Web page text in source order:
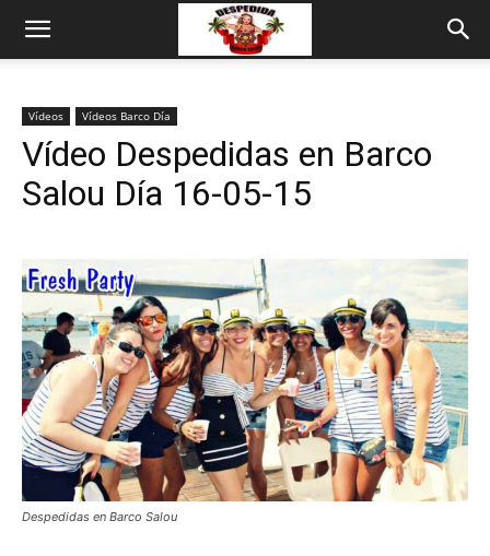
Vídeos Vídeos Barco Día
Vídeo Despedidas en Barco
Salou Día 16-05-15
Despedidas en Barco Salou